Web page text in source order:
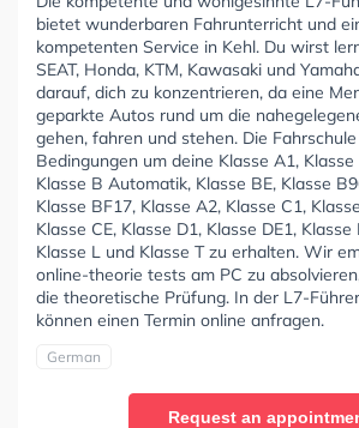
bietet wunderbaren Fahrunterricht und
kompetenten Service in Kehl. Du wirst
SEAT, Honda, KTM, Kawasaki und
darauf, dich zu konzentrieren, da eine
geparkte Autos rund um die
gehen, fahren und stehen. Die
Bedingungen um deine Klasse A1, Klasse
Klasse B Automatik, Klasse BE, Klasse
Klasse BF17, Klasse A2, Klasse C1,
Klasse CE, Klasse D1, Klasse DE1, Klasse
Klasse L und Klasse T zu erhalten. Wir
online-theorie tests am PC zu
die theoretische Prüfung. In der L7-
können einen Termin online anfragen.
German
Request an